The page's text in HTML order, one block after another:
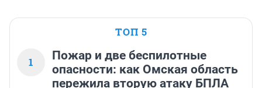
ТОП 5
1
Пожар и две беспилотные
опасности: как Омская область
пережила вторую атаку БПЛА